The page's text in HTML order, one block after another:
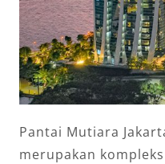
Pantai Mutiara
merupakan